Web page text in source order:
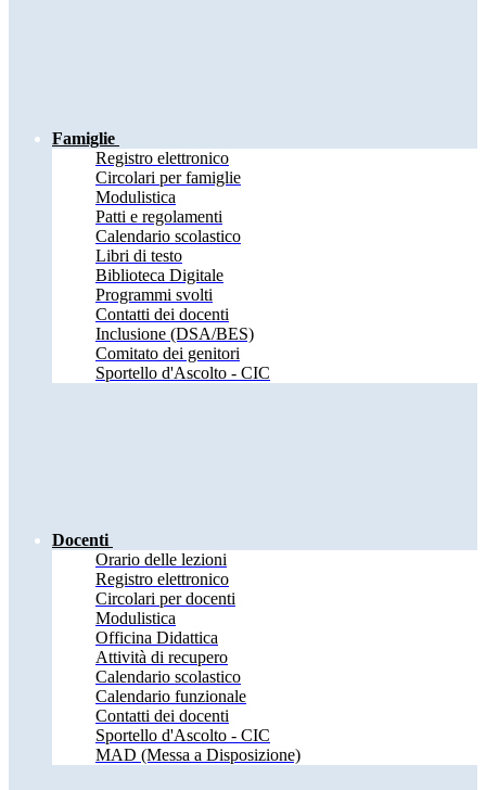
Famiglie
Registro elettronico
Circolari per famiglie
Modulistica
Patti e regolamenti
Calendario scolastico
Libri di testo
Biblioteca Digitale
Programmi svolti
Contatti dei docenti
Inclusione (DSA/BES)
Comitato dei genitori
Sportello d'Ascolto - CIC
Docenti
Orario delle lezioni
Registro elettronico
Circolari per docenti
Modulistica
Officina Didattica
Attività di recupero
Calendario scolastico
Calendario funzionale
Contatti dei docenti
Sportello d'Ascolto - CIC
MAD (Messa a Disposizione)